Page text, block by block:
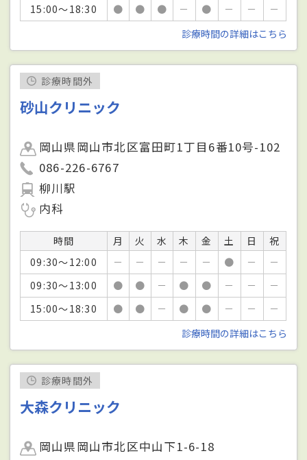
15:00～18:30
● ● ● － ● － －
－
診療時間の詳細はこちら
診療時間外
砂山クリニック
岡山県岡山市北区富田町1丁目6番10号-102
086-226-6767
柳川駅
内科
時間 月 火 水 木 金 土 日
祝
09:30～12:00
－ － － － － ● －
－
09:30～13:00
● ● － ● ● － －
－
15:00～18:30
● ● － ● ● － －
－
診療時間の詳細はこちら
診療時間外
大森クリニック
岡山県岡山市北区中山下1-6-18